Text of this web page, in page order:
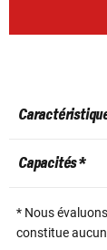
Capacités *
* Nous
constitue